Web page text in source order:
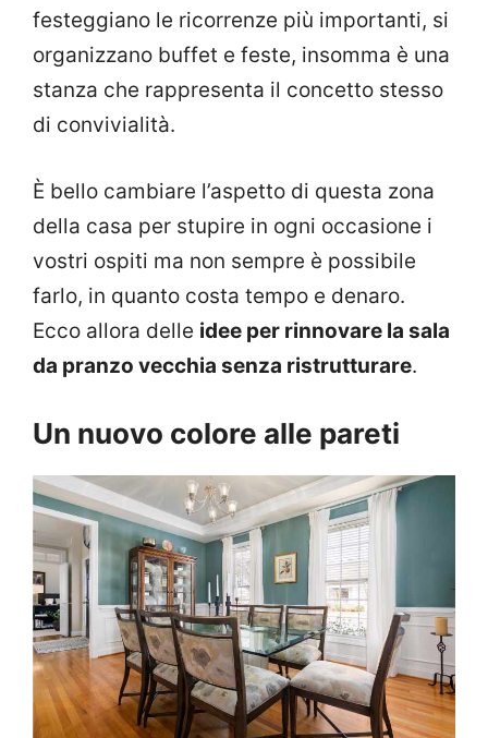
festeggiano le ricorrenze più importanti, si
organizzano buffet e feste, insomma è una
stanza che rappresenta il concetto stesso
di convivialità.
È bello cambiare l’aspetto di questa zona
della casa per stupire in ogni occasione i
vostri ospiti ma non sempre è possibile
farlo, in quanto costa tempo e denaro.
Ecco allora delle idee per rinnovare la sala
da pranzo vecchia senza ristrutturare.
Un nuovo colore alle pareti